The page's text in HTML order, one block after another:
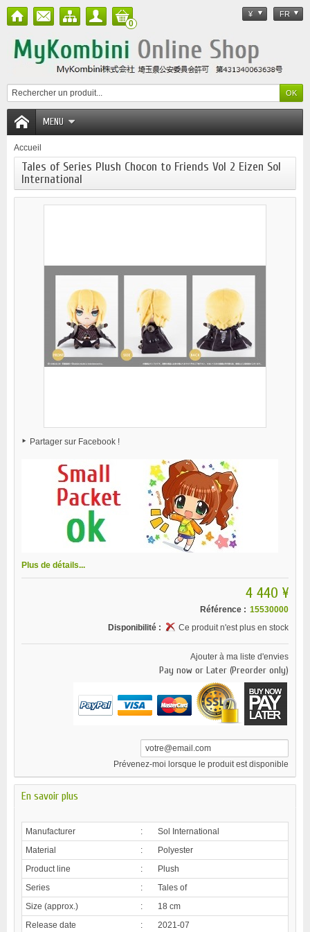
¥ FR
0
MENU
Accueil
Tales of Series Plush Chocon to Friends Vol 2 Eizen Sol
International
Partager sur Facebook !
Plus de détails...
4 440 ¥
Référence : 15530000
Disponibilité :
Ce produit n'est plus en stock
Ajouter à ma liste d'envies
Pay now or Later (Preorder only)
Prévenez-moi lorsque le produit est disponible
En savoir plus
Manufacturer :
Sol International
Material
:
Polyester
Product line
:
Plush
Series
:
Tales of
Size (approx.)
:
18 cm
Release date
: 2021-07